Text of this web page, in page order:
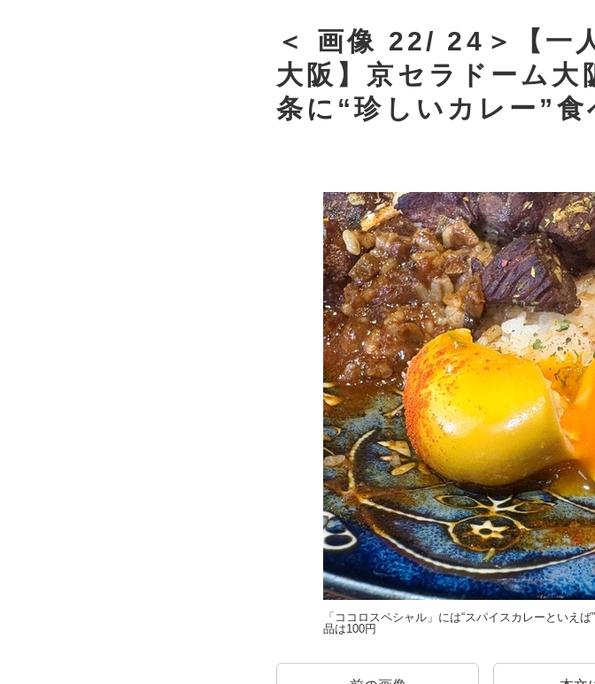
＜ 画像 22/ 24＞【一
大阪】京セラドーム大
条に“珍しいカレー”食
「ココロスペシャル」には“スパイスカレーといえ
品は100円